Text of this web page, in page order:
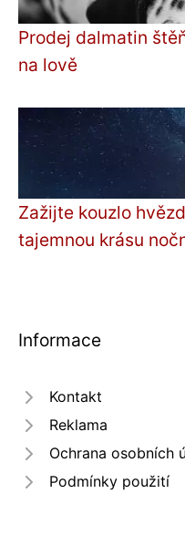
Prodej dalmatin
na lově
Zažijte kouzlo
tajemnou krásu
Informace
Kontakt
Reklama
Ochrana osobních
Podmínky použití